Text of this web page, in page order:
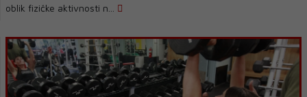
oblik fizičke aktivnosti n...